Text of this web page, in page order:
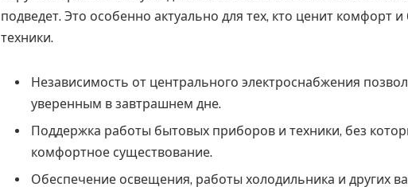
подведет. Это особенно актуально для тех, кто ценит комфорт
техники.
Независимость от центрального электроснабжения
уверенным в завтрашнем дне.
Поддержка работы бытовых приборов и техники, без
комфортное существование.
Обеспечение освещения, работы холодильника и других